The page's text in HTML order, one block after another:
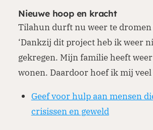
Nieuwe hoop en kracht
Tilahun durft nu weer te
‘Dankzij dit project heb ik weer
gekregen. Mijn familie heeft
wonen. Daardoor hoef ik mij
Geef voor hulp aan mensen
crisissen en geweld